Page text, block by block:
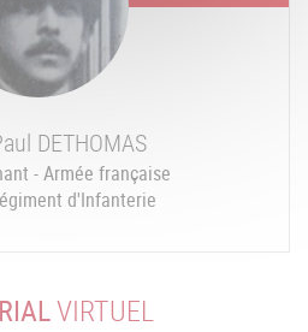
DETHOMAS
- Armée française
d'Infanterie
VIRTUEL